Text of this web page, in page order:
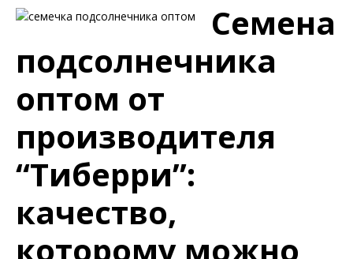
Семена
подсолнечника
оптом от
производителя
“Тиберри”:
качество,
которому можно